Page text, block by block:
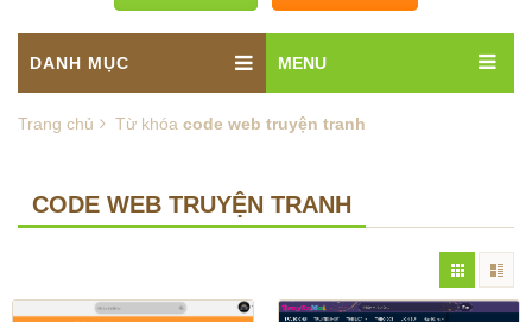
DANH MỤC MENU
Trang chủ Từ khóa code web truyện tranh
CODE WEB TRUYỆN TRANH